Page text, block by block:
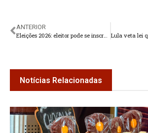
ANTERIOR
Notícias Relacionadas